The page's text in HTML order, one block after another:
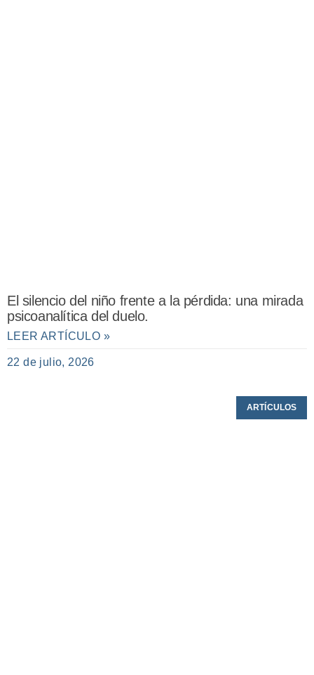
El silencio del niño frente a la pérdida: una mirada
psicoanalítica del duelo.
LEER ARTÍCULO »
22 de julio, 2026
ARTÍCULOS